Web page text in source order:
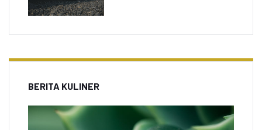
BERITA KULINER